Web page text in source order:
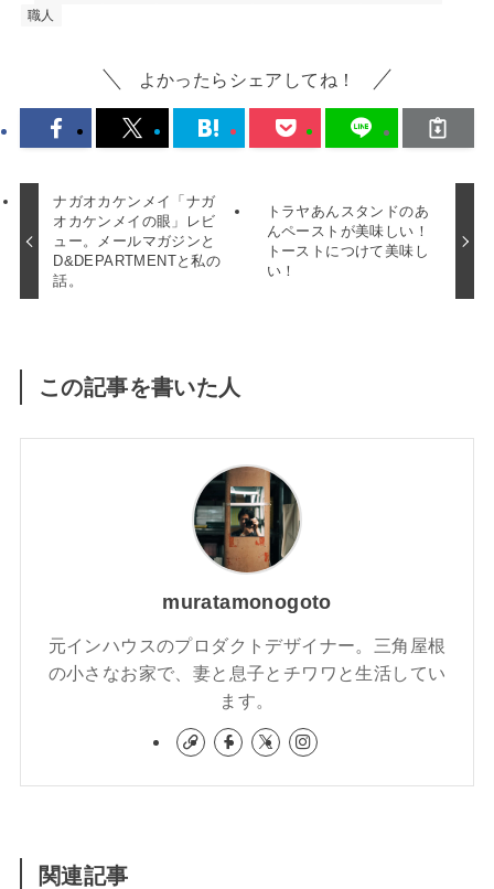
職人
よかったらシェアしてね！
ナガオカケンメイ「ナガ
オカケンメイの眼」レビ
ュー。メールマガジンと
D&DEPARTMENTと私の
話。
トラヤあんスタンドのあ
んペーストが美味しい！
トーストにつけて美味し
い！
この記事を書いた人
muratamonogoto
元インハウスのプロダクトデザイナー。三角屋根
の小さなお家で、妻と息子とチワワと生活してい
ます。
関連記事